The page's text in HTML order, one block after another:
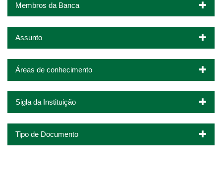
Membros da Banca
Assunto
Áreas de conhecimento
Sigla da Instituição
Tipo de Documento